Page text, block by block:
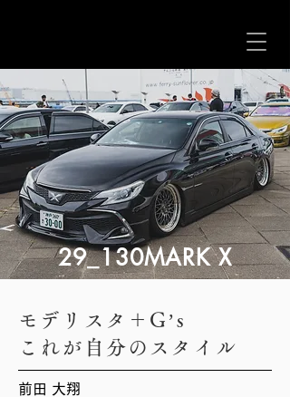
29_130MARK X
モデリスタ＋G’s
これが自分のスタイル
前田 大翔